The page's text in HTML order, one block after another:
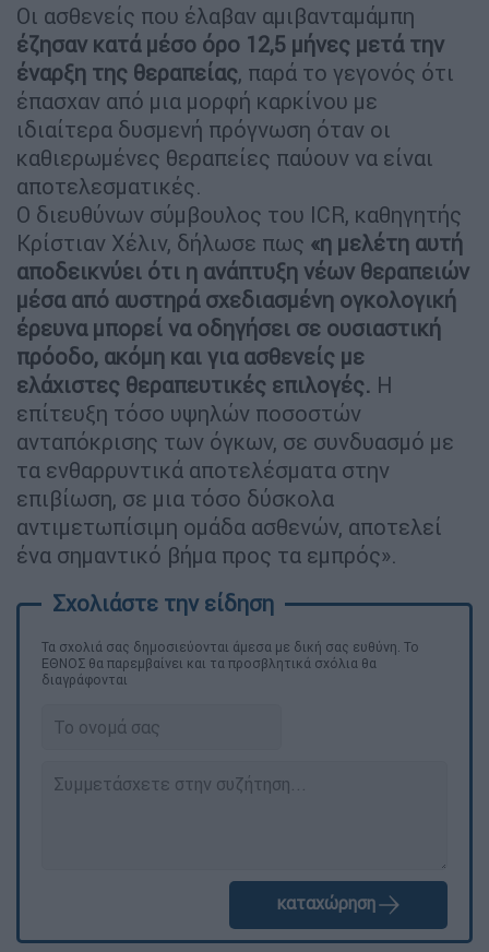
Οι ασθενείς που έλαβαν αμιβανταμάμπη
έζησαν κατά μέσο όρο 12,5 μήνες μετά την
έναρξη της θεραπείας, παρά το γεγονός ότι
έπασχαν από μια μορφή καρκίνου με
ιδιαίτερα δυσμενή πρόγνωση όταν οι
καθιερωμένες θεραπείες παύουν να είναι
αποτελεσματικές.
Ο διευθύνων σύμβουλος του ICR, καθηγητής
Κρίστιαν Χέλιν, δήλωσε πως «η μελέτη αυτή
αποδεικνύει ότι η ανάπτυξη νέων θεραπειών
μέσα από αυστηρά σχεδιασμένη ογκολογική
έρευνα μπορεί να οδηγήσει σε ουσιαστική
πρόοδο, ακόμη και για ασθενείς με
ελάχιστες θεραπευτικές επιλογές. Η
επίτευξη τόσο υψηλών ποσοστών
ανταπόκρισης των όγκων, σε συνδυασμό με
τα ενθαρρυντικά αποτελέσματα στην
επιβίωση, σε μια τόσο δύσκολα
αντιμετωπίσιμη ομάδα ασθενών, αποτελεί
ένα σημαντικό βήμα προς τα εμπρός».
Τα σχολιά σας δημοσιεύονται άμεσα με δική σας ευθύνη. Το
ΕΘΝΟΣ θα παρεμβαίνει και τα προσβλητικά σχόλια θα
διαγράφονται
καταχώρηση